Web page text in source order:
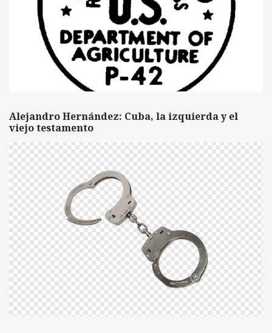
Alejandro Hernández: Cuba, la izquierda y el
viejo testamento